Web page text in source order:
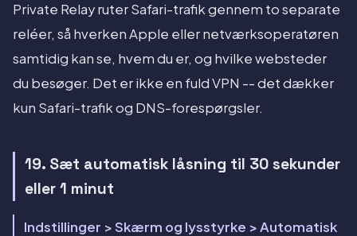
Private Relay ruter Safari-trafik gennem to separate
reléer, så hverken Apple eller netværksoperatøren
samtidig kan se, hvem du er, og hvilke websteder
du besøger. Det er ikke en fuld VPN -- det dækker
kun Safari-trafik og DNS-forespørgsler.
19. Sæt automatisk låsning til 30 sekunder
eller 1 minut
Indstillinger > Skærm og lysstyrke > Automatisk